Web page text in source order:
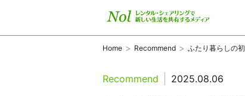
Home > Recommend > ふたり暮らしの
Recommend 2025.08.06